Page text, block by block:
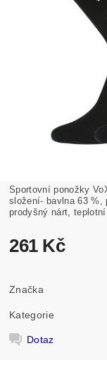
Sportovní ponožky
složení- bavlna 63 %,
prodyšný nárt,
261 Kč
Značka
Kategorie
Dotaz